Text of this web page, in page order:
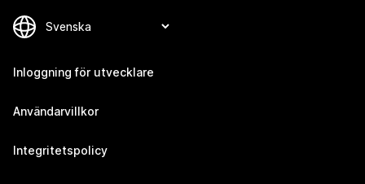
Inloggning för utvecklare
Användarvillkor
Integritetspolicy